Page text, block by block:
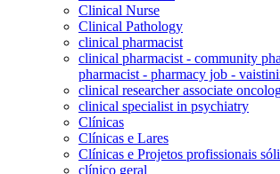
Clinical Nurse
Clinical Pathology
clinical pharmacist
clinical pharmacist - community
pharmacist - pharmacy job -
clinical researcher associate
clinical specialist in psychiatry
Clínicas
Clínicas e Lares
Clínicas e Projetos profissionais
clínico geral